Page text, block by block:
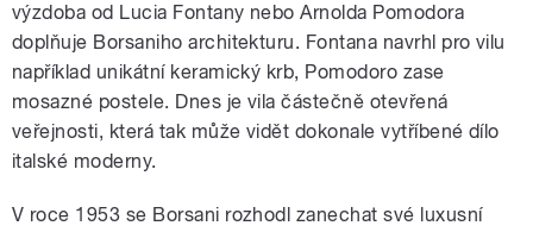
výzdoba od Lucia Fontany nebo Arnolda Pomodora
doplňuje Borsaniho architekturu. Fontana navrhl pro vilu
například unikátní keramický krb, Pomodoro zase
mosazné postele. Dnes je vila částečně otevřená
veřejnosti, která tak může vidět dokonale vytříbené dílo
italské moderny.
V roce 1953 se Borsani rozhodl zanechat své luxusní